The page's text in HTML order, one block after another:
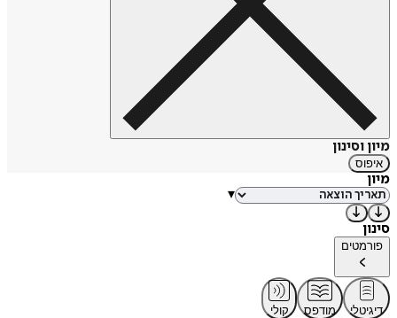
מיון וסינון
איפוס
מיון
▾
סינון
פורמטים
דיגיטלי מודפס
קולי